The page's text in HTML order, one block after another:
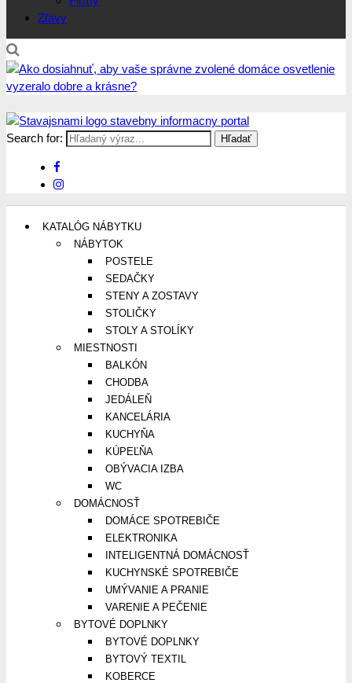
Zľavy
Stavajsnami.sk
Stavebníctvo, stavby, byty, domy a všetko o nich
Search for:
KATALÓG NÁBYTKU
NÁBYTOK
POSTELE
SEDAČKY
STENY A ZOSTAVY
STOLIČKY
STOLY A STOLÍKY
MIESTNOSTI
BALKÓN
CHODBA
JEDÁLEŇ
KANCELÁRIA
KUCHYŇA
KÚPEĽŇA
OBÝVACIA IZBA
WC
DOMÁCNOSŤ
DOMÁCE SPOTREBIČE
ELEKTRONIKA
INTELIGENTNÁ DOMÁCNOSŤ
KUCHYNSKÉ SPOTREBIČE
UMÝVANIE A PRANIE
VARENIE A PEČENIE
BYTOVÉ DOPLNKY
BYTOVÉ DOPLNKY
BYTOVÝ TEXTIL
KOBERCE